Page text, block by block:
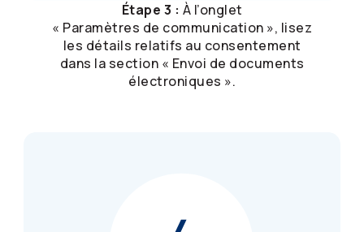
Étape 3 : À l’onglet
« Paramètres de communication », lisez
les détails relatifs au consentement
dans la section « Envoi de documents
électroniques ».